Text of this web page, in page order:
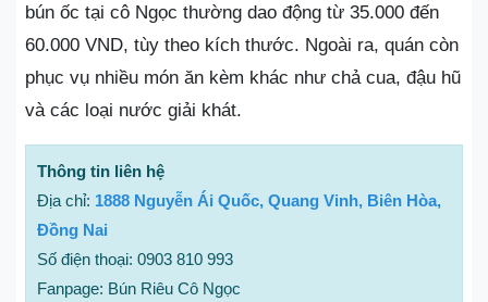
bún ốc tại cô Ngọc thường dao động từ 35.000 đến
60.000 VND, tùy theo kích thước. Ngoài ra, quán còn
phục vụ nhiều món ăn kèm khác như chả cua, đậu hũ
và các loại nước giải khát.
Thông tin liên hệ
Địa chỉ: 1888 Nguyễn Ái Quốc, Quang Vinh, Biên Hòa,
Đồng Nai
Số điện thoại: 0903 810 993
Fanpage: Bún Riêu Cô Ngọc